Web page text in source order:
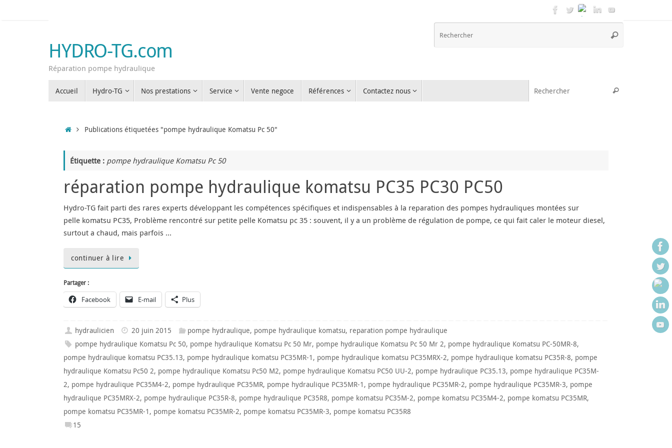
HYDRO-TG.com
Réparation pompe hydraulique
Rechercher
Accueil Hydro-TG Nos prestations Service Vente negoce Références Contactez nous Rechercher
AccueilPublications étiquetées "pompe hydraulique Komatsu Pc 50"
Étiquette : pompe hydraulique Komatsu Pc 50
réparation pompe hydraulique komatsu PC35 PC30 PC50
Hydro-TG fait parti des rares experts développant les compétences spécifiques et indispensables à la reparation des pompes hydrauliques montées sur
pelle komatsu PC35, Problème rencontré sur petite pelle Komatsu pc 35 : souvent, il y a un problème de régulation de pompe, ce qui fait caler le moteur diesel,
surtout a chaud, mais parfois …
continuer à lire
Partager :
Facebook E-mail Plus
hydraulicien 20 juin 2015 pompe hydraulique, pompe hydraulique komatsu, reparation pompe hydraulique
pompe hydraulique Komatsu Pc 50, pompe hydraulique Komatsu Pc 50 Mr, pompe hydraulique Komatsu Pc 50 Mr 2, pompe hydraulique Komatsu PC-50MR-8,
pompe hydraulique komatsu PC35.13, pompe hydraulique komatsu PC35MR-1 , pompe hydraulique komatsu PC35MRX-2, pompe hydraulique komatsu PC35R-8, pompe
hydraulique Komatsu Pc50 2, pompe hydraulique Komatsu Pc50 M2, pompe hydraulique Komatsu PC50 UU-2, pompe hydraulique PC35.13, pompe hydraulique PC35M-
2, pompe hydraulique PC35M4-2, pompe hydraulique PC35MR, pompe hydraulique PC35MR-1 , pompe hydraulique PC35MR-2, pompe hydraulique PC35MR-3, pompe
hydraulique PC35MRX-2, pompe hydraulique PC35R-8, pompe hydraulique PC35R8, pompe komatsu PC35M-2, pompe komatsu PC35M4-2, pompe komatsu PC35MR,
pompe komatsu PC35MR-1 , pompe komatsu PC35MR-2, pompe komatsu PC35MR-3, pompe komatsu PC35R8
15